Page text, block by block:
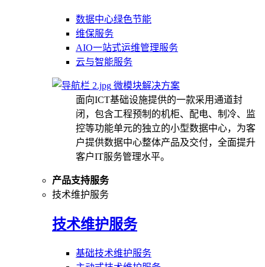
数据中心绿色节能
维保服务
AIO一站式运维管理服务
云与智能服务
微模块解决方案
面向ICT基础设施提供的一款采用通道封
闭，包含工程预制的机柜、配电、制冷、监
控等功能单元的独立的小型数据中心，为客
户提供数据中心整体产品及交付，全面提升
客户IT服务管理水平。
产品支持服务
技术维护服务
技术维护服务
基础技术维护服务